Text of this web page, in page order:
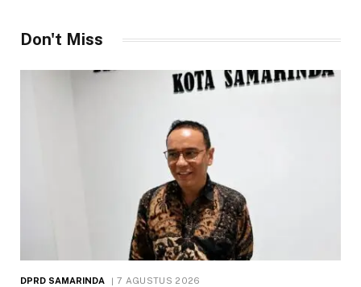
Don't Miss
DPRD SAMARINDA 7 AGUSTUS 2026